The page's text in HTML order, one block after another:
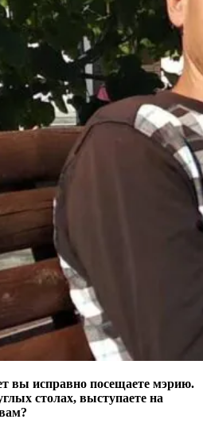
вы исправно посещаете мэрию.
столах, выступаете на